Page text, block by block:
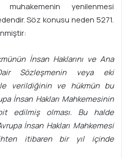
yenilenmesi
Söz konusu neden 5271.
İnsan Haklarını ve Ana
Sözleşmenin veya eki
verildiğinin ve hükmün bu
İnsan Hakları Mahkemesinin
edilmiş olması. Bu halde
İnsan Hakları Mahkemesi
itibaren bir yıl içinde